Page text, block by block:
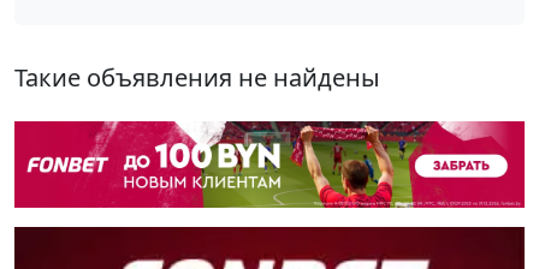
Такие объявления не найдены